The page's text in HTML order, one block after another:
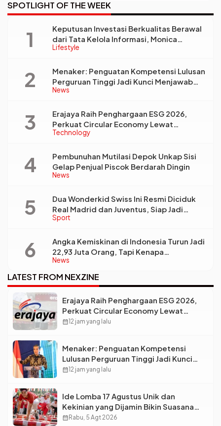
SPOTLIGHT OF THE WEEK
Lifestyle
Keputusan Investasi Berkualitas Berawal
dari Tata Kelola Informasi, Monica
Triyadi: Bukan Sekadar Analisis
News
Menaker: Penguatan Kompetensi Lulusan
Perguruan Tinggi Jadi Kunci Menjawab
Kebutuhan Dunia Kerja
Technology
Erajaya Raih Penghargaan ESG 2026,
Perkuat Circular Economy Lewat
Pengelolaan Limbah Berkelanjutan
News
Pembunuhan Mutilasi Depok Unkap Sisi
Gelap Penjual Piscok Berdarah Dingin
Sport
Dua Wonderkid Swiss Ini Resmi Diciduk
Real Madrid dan Juventus, Siap Jadi
Bintang Baru Eropa
News
Angka Kemiskinan di Indonesia Turun Jadi
22,93 Juta Orang, Tapi Kenapa
Ketimpangan Desa dan Kota Malah Makin
Lebar?
LATEST FROM NEXZINE
Erajaya Raih Penghargaan ESG 2026,
Perkuat Circular Economy Lewat
Pengelolaan Limbah Berkelanjutan
calendar_month12 jam yang lalu
Menaker: Penguatan Kompetensi
Lulusan Perguruan Tinggi Jadi Kunci
Menjawab Kebutuhan Dunia Kerja
calendar_month12 jam yang lalu
Ide Lomba 17 Agustus Unik dan
Kekinian yang Dijamin Bikin Suasana
Makin Pecah
calendar_monthRabu, 5 Agt 2026